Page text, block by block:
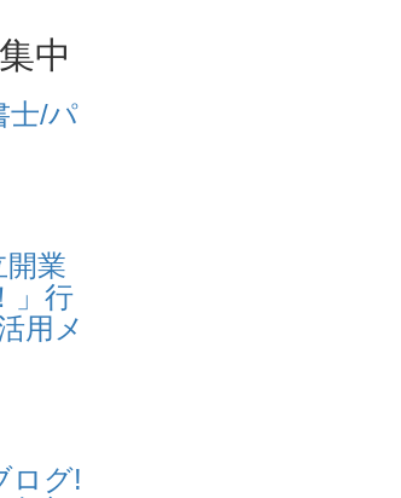
中
士/パ
開業
」行
用メ
ログ!